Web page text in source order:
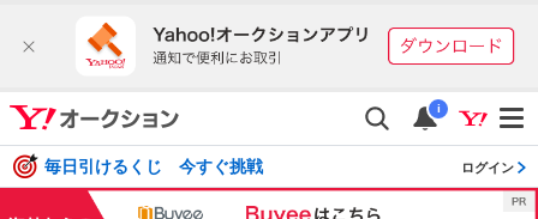
i
毎日引けるくじ 今すぐ挑戦 ログイン